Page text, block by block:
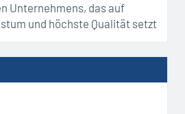
Unternehmens, das auf
und höchste Qualität setzt